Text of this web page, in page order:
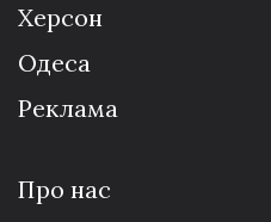
Херсон
Одеса
Реклама
Про нас